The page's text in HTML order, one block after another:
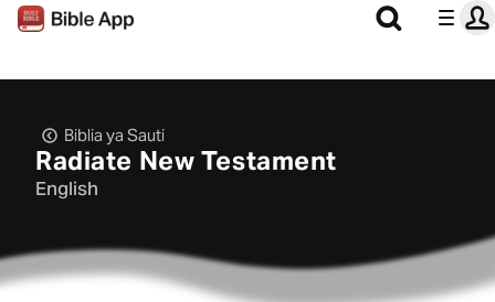
Biblia ya Sauti
Radiate New Testament
English